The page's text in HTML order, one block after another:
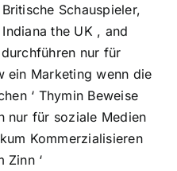
Schauspieler,
the UK , and
nur für
ein Marketing wenn die
‘ Thymin Beweise
nur für soziale Medien
Kommerzialisieren
Zinn ‘